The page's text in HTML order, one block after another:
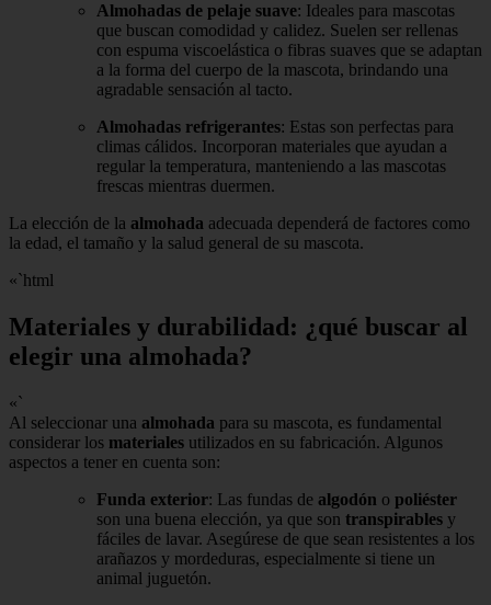
Almohadas de pelaje suave: Ideales para mascotas
que buscan comodidad y calidez. Suelen ser rellenas
con espuma viscoelástica o fibras suaves que se adaptan
a la forma del cuerpo de la mascota, brindando una
agradable sensación al tacto.
Almohadas refrigerantes: Estas son perfectas para
climas cálidos. Incorporan materiales que ayudan a
regular la temperatura, manteniendo a las mascotas
frescas mientras duermen.
La elección de la almohada adecuada dependerá de factores como
la edad, el tamaño y la salud general de su mascota.
«`html
Materiales y durabilidad: ¿qué buscar al
elegir una almohada?
«`
Al seleccionar una almohada para su mascota, es fundamental
considerar los materiales utilizados en su fabricación. Algunos
aspectos a tener en cuenta son:
Funda exterior: Las fundas de algodón o poliéster
son una buena elección, ya que son transpirables y
fáciles de lavar. Asegúrese de que sean resistentes a los
arañazos y mordeduras, especialmente si tiene un
animal juguetón.